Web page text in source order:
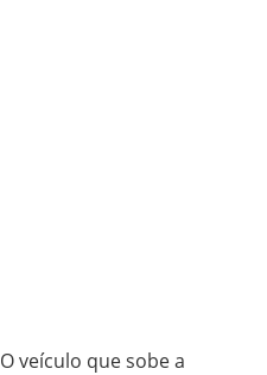
O veículo que sobe a